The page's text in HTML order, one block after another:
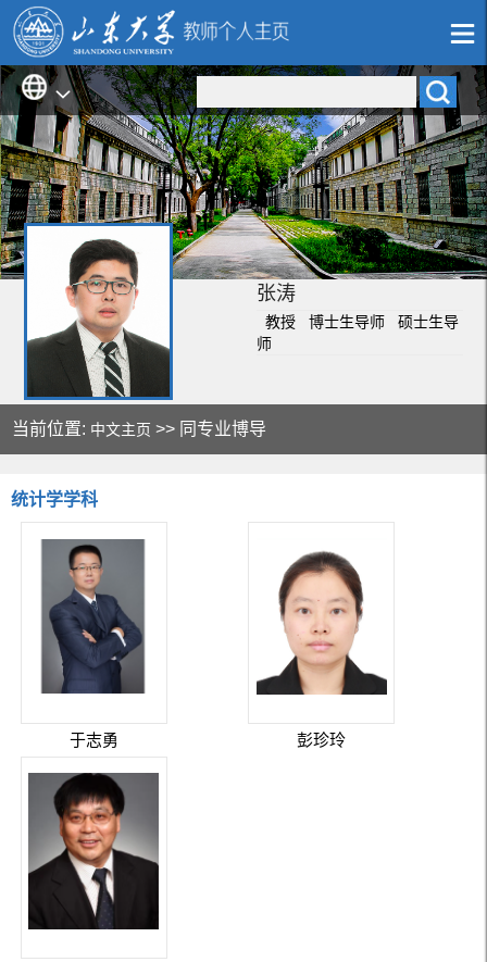
张涛
教授 博士生导师 硕士生导
师
当前位置: 中文主页 >> 同专业博导
统计学学科
于志勇 彭珍玲